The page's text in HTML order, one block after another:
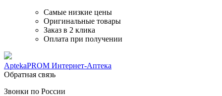
Самые низкие цены
Оригинальные товары
Заказ в 2 клика
Оплата при получении
AptekaPROM Интернет-Аптека
Обратная связь
Звонки по России